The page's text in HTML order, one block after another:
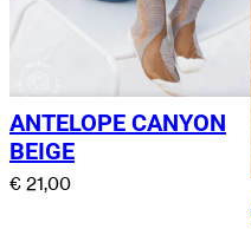
ANTELOPE CANYON
BEIGE
€ 21,00